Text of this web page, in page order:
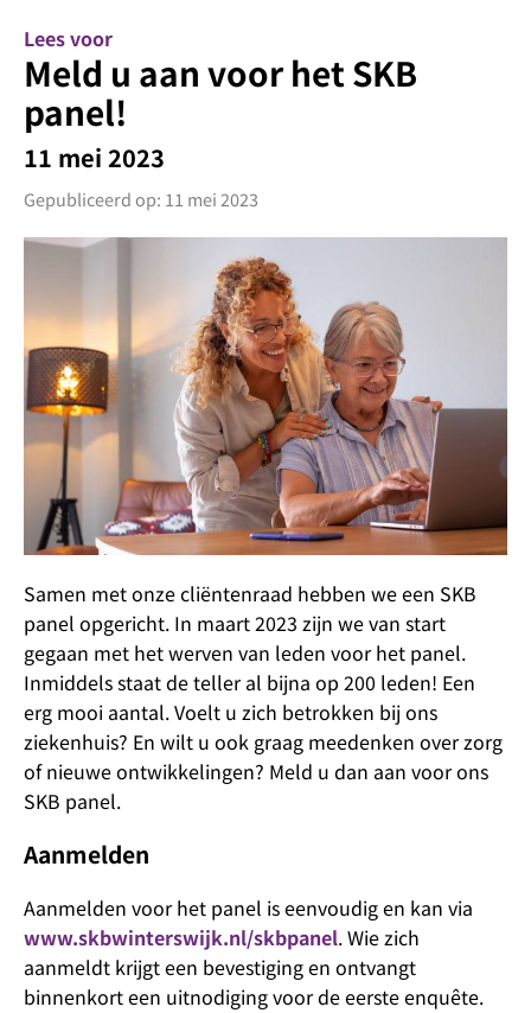
Lees voor
Meld u aan voor het SKB
panel!
11 mei 2023
Gepubliceerd op: 11 mei 2023
Samen met onze cliëntenraad hebben we een SKB
panel opgericht. In maart 2023 zijn we van start
gegaan met het werven van leden voor het panel.
Inmiddels staat de teller al bijna op 200 leden! Een
erg mooi aantal. Voelt u zich betrokken bij ons
ziekenhuis? En wilt u ook graag meedenken over zorg
of nieuwe ontwikkelingen? Meld u dan aan voor ons
SKB panel.
Aanmelden
Aanmelden voor het panel is eenvoudig en kan via
www.skbwinterswijk.nl/skbpanel. Wie zich
aanmeldt krijgt een bevestiging en ontvangt
binnenkort een uitnodiging voor de eerste enquête.